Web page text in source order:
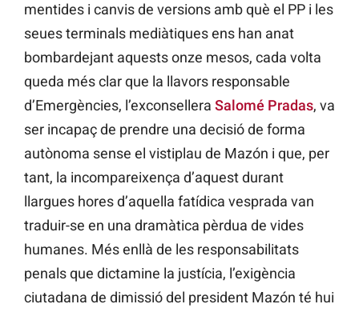
mentides i canvis de versions amb què el PP i les
seues terminals mediàtiques ens han anat
bombardejant aquests onze mesos, cada volta
queda més clar que la llavors responsable
d’Emergències, l’exconsellera Salomé Pradas, va
ser incapaç de prendre una decisió de forma
autònoma sense el vistiplau de Mazón i que, per
tant, la incompareixença d’aquest durant
llargues hores d’aquella fatídica vesprada van
traduir-se en una dramàtica pèrdua de vides
humanes. Més enllà de les responsabilitats
penals que dictamine la justícia, l’exigència
ciutadana de dimissió del president Mazón té hui